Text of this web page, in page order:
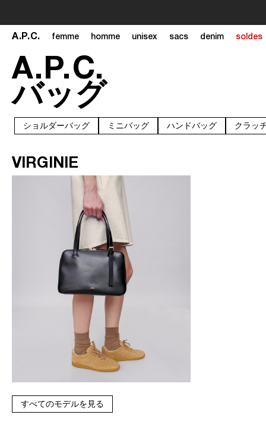
A.P.C. femme homme unisex sacs denim soldes
A.P.C.
バッグ
ショルダーバッグ ミニバッグ ハンドバッグ クラッ
VIRGINIE
すべてのモデルを見る